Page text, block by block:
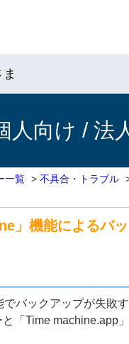
向け / 法
一覧 > 不具合・トラブル
」機能によるバ
バックアップが失敗
「Time machine.app